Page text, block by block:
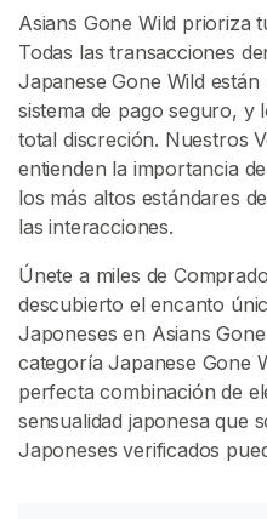
Asians Gone Wild prioriza
Todas las transacciones
Japanese Gone Wild
sistema de pago seguro, y
total discreción. Nuestros
entienden la importancia
los más altos estándares
las interacciones.
Únete a miles de
descubierto el encanto
Japoneses en Asians
categoría Japanese Gone
perfecta combinación de
sensualidad japonesa que
Japoneses verificados
D
e
s
e
n
f
r
e
a
d
o
s
N
S